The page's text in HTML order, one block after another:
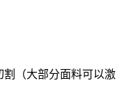
割（大部分面料可以激